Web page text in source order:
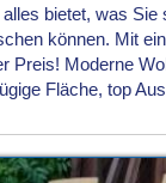
bietet, was Sie
können. Mit
Preis! Moderne
Fläche, top